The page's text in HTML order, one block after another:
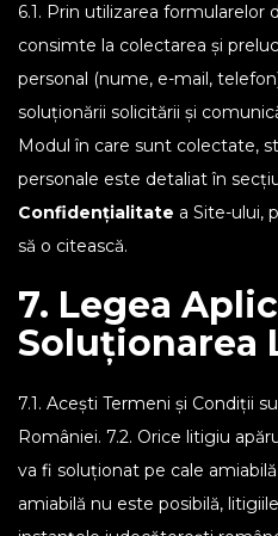
6.1. Prin utilizarea formularelor
consimte la colectarea și
personal (nume, e-mail,
soluționării solicitării și
Modul în care sunt colectate,
personale este detaliat în
Confidențialitate a Site-ului,
să o citească.
7. Legea
Soluționarea
7.1. Acești Termeni și Condiții
României. 7.2. Orice litigiu
va fi soluționat pe cale
amiabilă nu este posibilă,